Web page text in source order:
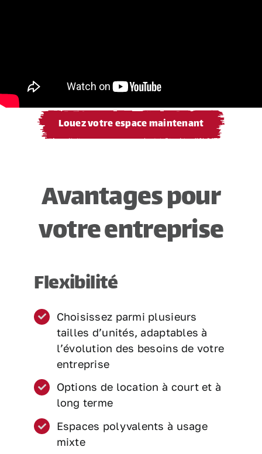
Louez votre espace maintenant
Avantages pour
votre entreprise
Flexibilité
Choisissez parmi plusieurs
tailles d’unités, adaptables à
l’évolution des besoins de votre
entreprise
Options de location à court et à
long terme
Espaces polyvalents à usage
mixte